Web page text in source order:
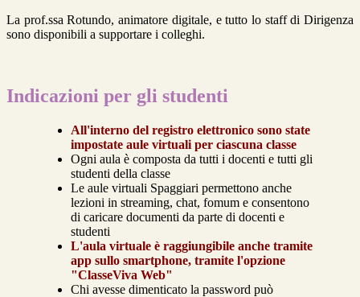
La prof.ssa Rotundo, animatore digitale, e tutto lo staff di Dirigenza
sono disponibili a supportare i colleghi.
Indicazioni per gli studenti
All'interno del registro elettronico sono state
impostate aule virtuali per ciascuna classe
Ogni aula è composta da tutti i docenti e tutti gli
studenti della classe
Le aule virtuali Spaggiari permettono anche
lezioni in streaming, chat, fomum e consentono
di caricare documenti da parte di docenti e
studenti
L'aula virtuale è raggiungibile anche tramite
app sullo smartphone, tramite l'opzione
"ClasseViva Web"
Chi avesse dimenticato la password può